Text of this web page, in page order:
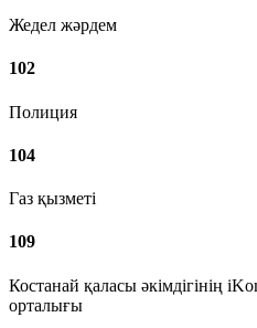
Жедел жәрдем
102
Полиция
104
Газ қызметі
109
Костанай қаласы әкімдігінің
орталығы